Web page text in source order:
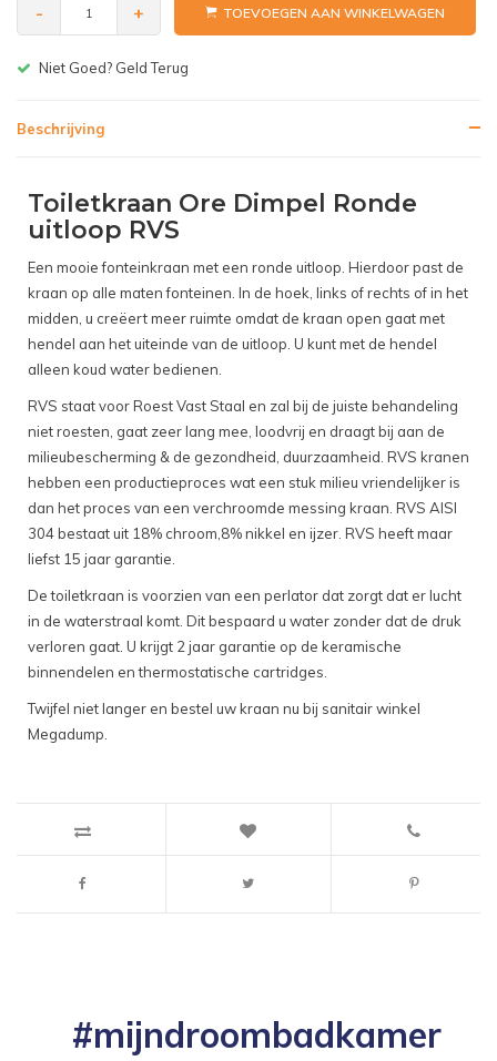
- + TOEVOEGEN AAN WINKELWAGEN
Niet Goed? Geld Terug
Beschrijving
Toiletkraan Ore Dimpel Ronde
uitloop RVS
Een mooie fonteinkraan met een ronde uitloop. Hierdoor past de
kraan op alle maten fonteinen. In de hoek, links of rechts of in het
midden, u creëert meer ruimte omdat de kraan open gaat met
hendel aan het uiteinde van de uitloop. U kunt met de hendel
alleen koud water bedienen.
RVS staat voor Roest Vast Staal en zal bij de juiste behandeling
niet roesten, gaat zeer lang mee, loodvrij en draagt bij aan de
milieubescherming & de gezondheid, duurzaamheid. RVS kranen
hebben een productieproces wat een stuk milieu vriendelijker is
dan het proces van een verchroomde messing kraan. RVS AISI
304 bestaat uit 18% chroom,8% nikkel en ijzer. RVS heeft maar
liefst 15 jaar garantie.
De toiletkraan is voorzien van een perlator dat zorgt dat er lucht
in de waterstraal komt. Dit bespaard u water zonder dat de druk
verloren gaat. U krijgt 2 jaar garantie op de keramische
binnendelen en thermostatische cartridges.
Twijfel niet langer en bestel uw kraan nu bij sanitair winkel
Megadump.
#mijndroombadkamer